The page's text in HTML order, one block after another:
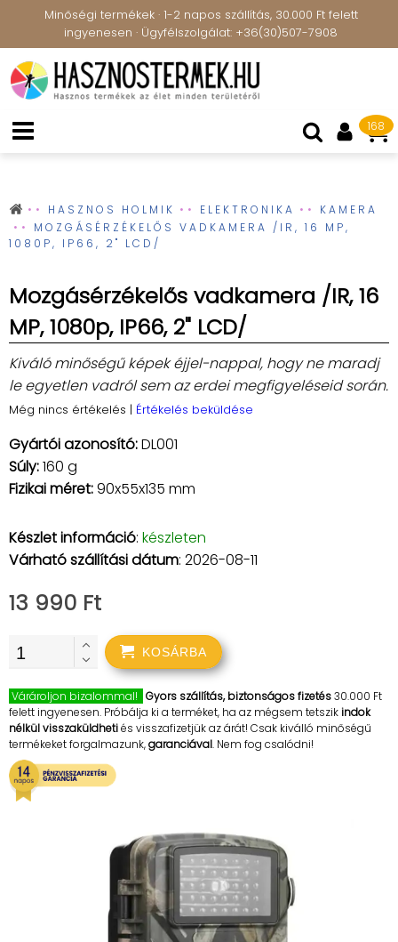
Minőségi termékek · 1-2 napos szállítás, 30.000 Ft felett
ingyenesen · Ügyfélszolgálat: +36(30)507-7908
168
HASZNOS HOLMIK ELEKTRONIKA
KAMERA
MOZGÁSÉRZÉKELŐS VADKAMERA /IR, 16 MP,
1080P, IP66, 2" LCD/
Mozgásérzékelős vadkamera /IR, 16
MP, 1080p, IP66, 2" LCD/
Kiváló minőségű képek éjjel-nappal, hogy ne maradj
le egyetlen vadról sem az erdei megfigyeléseid során.
Még nincs értékelés | Értékelés beküldése
Gyártói azonosító:DL001
Súly:160 g
Fizikai méret:90x55x135 mm
Készlet információ: készleten
Várható szállítási dátum: 2026-08-11
13 990 Ft
KOSÁRBA
Várároljon bizalommal! Gyors szállítás, biztonságos fizetés30.000 Ft
felett ingyenesen. Próbálja ki a terméket, ha az mégsem tetszikindok
nélkül visszaküldhetiés visszafizetjük az árát! Csak kiválló minőségű
termékeket forgalmazunk,garanciával. Nem fog csalódni!